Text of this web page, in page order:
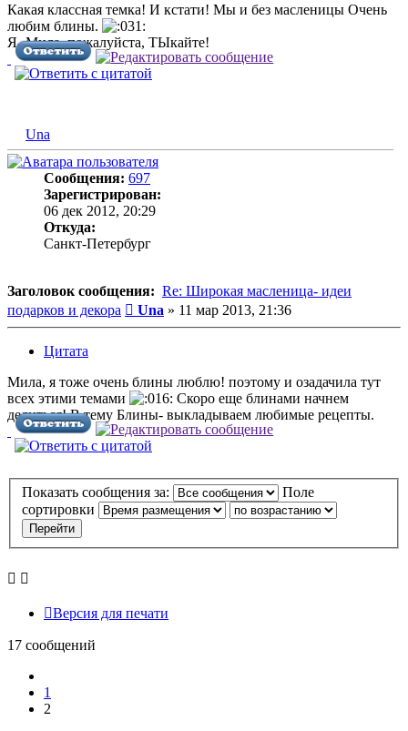
Какая классная темка! И кстати! Мы и без масленицы Очень
любим блины.
Я- Мила. пожалуйста, ТЫкайте!
Una
Сообщения: 697
Зарегистрирован:
06 дек 2012, 20:29
Откуда:
Санкт-Петербург
Заголовок сообщения: Re: Широкая масленица- идеи
подарков и декора
Сообщение
Una » 11 мар 2013, 21:36
Цитата
Мила, я тоже очень блины люблю! поэтому и озадачила тут
всех этими темами
Скоро еще блинами начнем
делиться! В тему Блины- выкладываем любимые рецепты.
Показать сообщения за:
Поле
сортировки
Версия для печати
17 сообщений
1
2